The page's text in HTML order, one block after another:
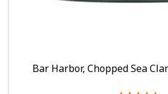
Bar Harbor, Chopped Sea